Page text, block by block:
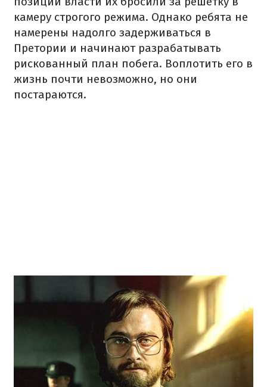
камеру строгого режима. Однако ребята не
намерены надолго задерживаться в
Претории и начинают разрабатывать
рискованный план побега. Воплотить его в
жизнь почти невозможно, но они
постараются.